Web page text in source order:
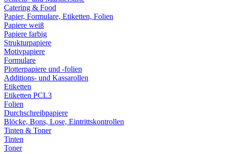
Catering & Food
Papier, Formulare, Etiketten, Folien
Papiere weiß
Papiere farbig
Strukturpapiere
Motivpapiere
Formulare
Plotterpapiere und -folien
Additions- und Kassarollen
Etiketten
Etiketten PCL3
Folien
Durchschreibpapiere
Blöcke, Bons, Lose, Eintrittskontrollen
Tinten & Toner
Tinten
Toner